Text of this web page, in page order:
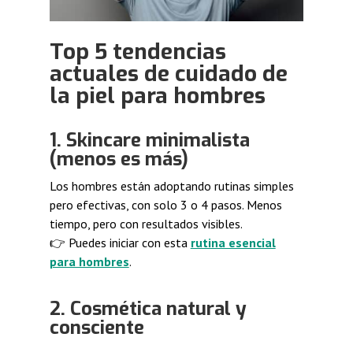
Top 5 tendencias
actuales de cuidado de
la piel para hombres
1. Skincare minimalista
(menos es más)
Los hombres están adoptando rutinas simples
pero efectivas, con solo 3 o 4 pasos. Menos
tiempo, pero con resultados visibles.
👉 Puedes iniciar con esta rutina esencial
para hombres.
2. Cosmética natural y
consciente